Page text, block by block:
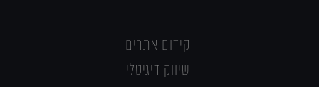
קידום אתרים
שיווק דיגיטלי